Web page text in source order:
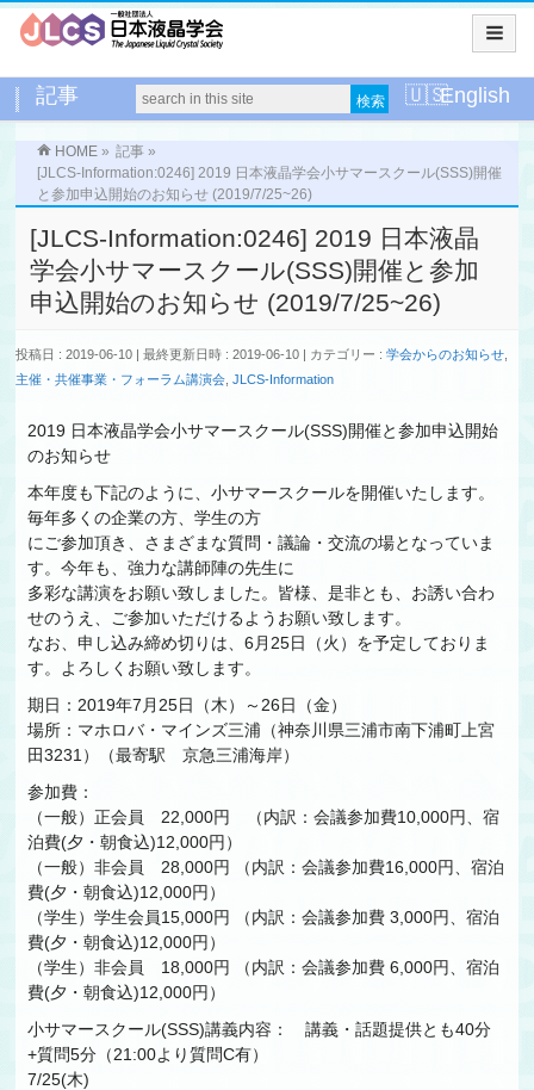
記事 English
HOME » 記事 »
[JLCS-Information:0246] 2019 日本液晶学会小サマースクール(SSS)開催
と参加申込開始のお知らせ (2019/7/25~26)
[JLCS-Information:0246] 2019 日本液晶
学会小サマースクール(SSS)開催と参加
申込開始のお知らせ (2019/7/25~26)
投稿日 : 2019-06-10 最終更新日時 : 2019-06-10 カテゴリー :学会からのお知らせ
主催・共催事業・フォーラム講演会 ,JLCS-Information
2019 日本液晶学会小サマースクール(SSS)開催と参加申込開始
のお知らせ
本年度も下記のように、小サマースクールを開催いたします。
毎年多くの企業の方、学生の方
にご参加頂き、さまざまな質問・議論・交流の場となっていま
す。今年も、強力な講師陣の先生に
多彩な講演をお願い致しました。皆様、是非とも、お誘い合わ
せのうえ、ご参加いただけるようお願い致します。
なお、申し込み締め切りは、6月25日（火）を予定しておりま
す。よろしくお願い致します。
期日：2019年7月25日（木）～26日（金）
場所：マホロバ・マインズ三浦（神奈川県三浦市南下浦町上宮
田3231）（最寄駅 京急三浦海岸）
参加費：
（一般）正会員 22,000円 （内訳：会議参加費10,000円、宿
泊費(夕・朝食込)12,000円）
（一般）非会員 28,000円 （内訳：会議参加費16,000円、宿泊
費(夕・朝食込)12,000円）
（学生）学生会員15,000円 （内訳：会議参加費 3,000円、宿泊
費(夕・朝食込)12,000円）
（学生）非会員 18,000円 （内訳：会議参加費 6,000円、宿泊
費(夕・朝食込)12,000円）
小サマースクール(SSS)講義内容： 講義・話題提供とも40分
+質問5分（21:00より質問C有）
7/25(木)